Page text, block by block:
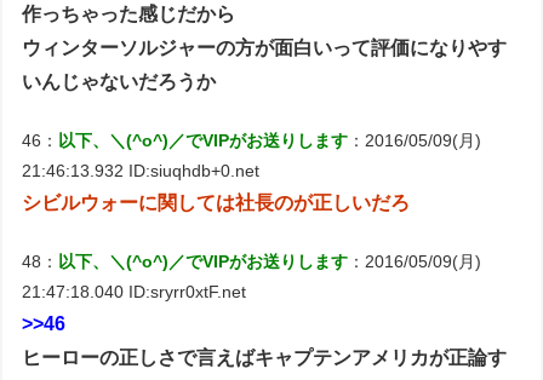
作っちゃった感じだから
ウィンターソルジャーの方が面白いって評価になりやす
いんじゃないだろうか
46： 以下、＼(^o^)／でVIPがお送りします ：2016/05/09(月)
21:46:13.932 ID:siuqhdb+0.net
シビルウォーに関しては社長のが正しいだろ
48： 以下、＼(^o^)／でVIPがお送りします ：2016/05/09(月)
21:47:18.040 ID:sryrr0xtF.net
>>46
ヒーローの正しさで言えばキャプテンアメリカが正論す